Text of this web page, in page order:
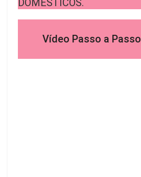
DOMÉSTICOS.
Vídeo Passo a Passo